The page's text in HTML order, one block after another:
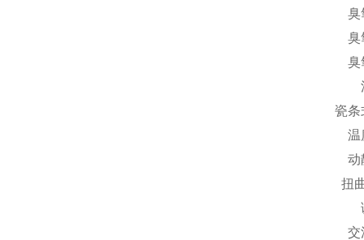
臭
臭
臭
瓷条
温
动
扭
交